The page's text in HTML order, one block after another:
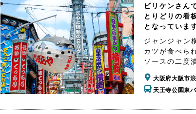
ビリケンさん
とりどりの看
となっていま
ジャンジャン
カツが食べら
ソースの二度
大阪府大阪市
天王寺公園東